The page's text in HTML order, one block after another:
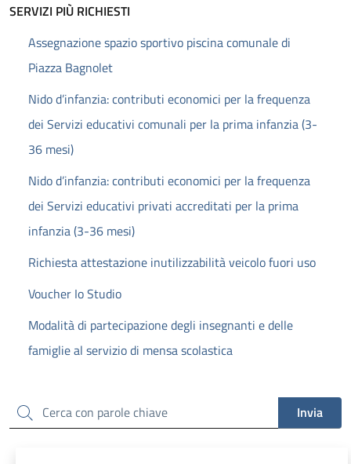
Cerca Invia
SERVIZI PIÙ RICHIESTI
Assegnazione spazio sportivo piscina comunale di
Piazza Bagnolet
Nido d’infanzia: contributi economici per la frequenza
dei Servizi educativi comunali per la prima infanzia (3-
36 mesi)
Nido d’infanzia: contributi economici per la frequenza
dei Servizi educativi privati accreditati per la prima
infanzia (3-36 mesi)
Richiesta attestazione inutilizzabilità veicolo fuori uso
Voucher Io Studio
Modalità di partecipazione degli insegnanti e delle
famiglie al servizio di mensa scolastica